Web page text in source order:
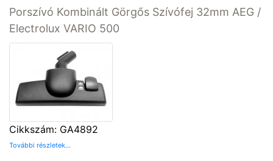
Porszívó Kombinált Görgős Szívófej 32mm AEG /
Electrolux VARIO 500
Cikkszám: GA4892
További részletek...